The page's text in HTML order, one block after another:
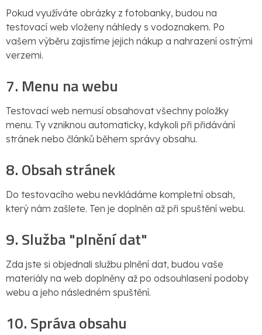
Pokud využíváte obrázky z fotobanky, budou na
testovací web vloženy náhledy s vodoznakem. Po
vašem výběru zajistíme jejich nákup a nahrazení ostrými
verzemi.
7. Menu na webu
Testovací web nemusí obsahovat všechny položky
menu. Ty vzniknou automaticky, kdykoli při přidávání
stránek nebo článků během správy obsahu.
8. Obsah stránek
Do testovacího webu nevkládáme kompletní obsah,
který nám zašlete. Ten je doplněn až při spuštění webu.
9. Služba "plnění dat"
Zda jste si objednali službu plnění dat, budou vaše
materiály na web doplněny až po odsouhlasení podoby
webu a jeho následném spuštění.
10. Správa obsahu